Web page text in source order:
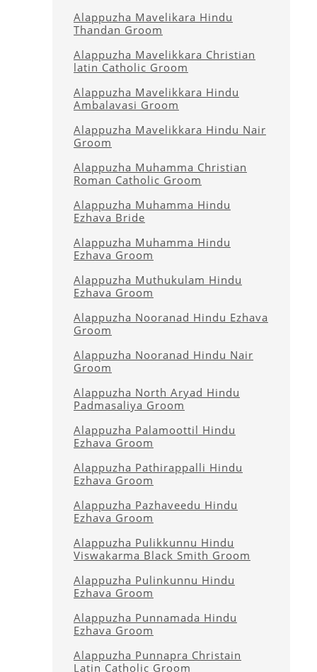
Alappuzha Mavelikara Hindu
Thandan Groom
Alappuzha Mavelikkara Christian
latin Catholic Groom
Alappuzha Mavelikkara Hindu
Ambalavasi Groom
Alappuzha Mavelikkara Hindu Nair
Groom
Alappuzha Muhamma Christian
Roman Catholic Groom
Alappuzha Muhamma Hindu
Ezhava Bride
Alappuzha Muhamma Hindu
Ezhava Groom
Alappuzha Muthukulam Hindu
Ezhava Groom
Alappuzha Nooranad Hindu Ezhava
Groom
Alappuzha Nooranad Hindu Nair
Groom
Alappuzha North Aryad Hindu
Padmasaliya Groom
Alappuzha Palamoottil Hindu
Ezhava Groom
Alappuzha Pathirappalli Hindu
Ezhava Groom
Alappuzha Pazhaveedu Hindu
Ezhava Groom
Alappuzha Pulikkunnu Hindu
Viswakarma Black Smith Groom
Alappuzha Pulinkunnu Hindu
Ezhava Groom
Alappuzha Punnamada Hindu
Ezhava Groom
Alappuzha Punnapra Christain
Latin Catholic Groom